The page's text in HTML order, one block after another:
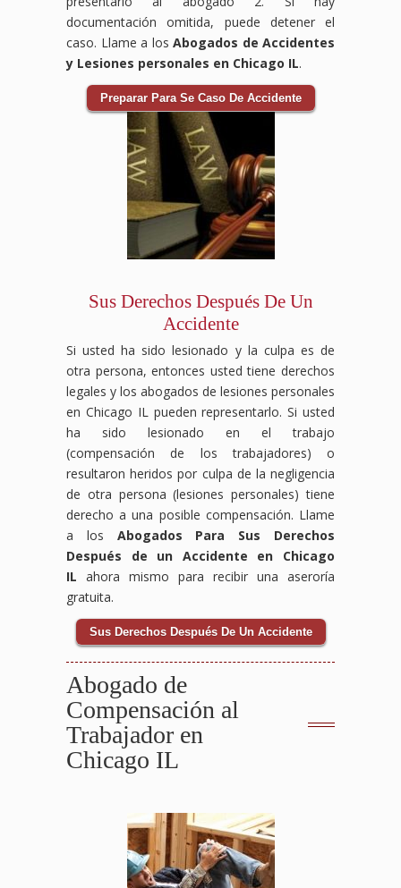
documentación omitida, puede detener el
caso. Llame a los Abogados de Accidentes
y Lesiones personales en Chicago IL.
Preparar Para Se Caso De Accidente
Sus Derechos Después De Un
Accidente
Si usted ha sido lesionado y la culpa es de
otra persona, entonces usted tiene derechos
legales y los abogados de lesiones personales
en Chicago IL pueden representarlo. Si usted
ha sido lesionado en el trabajo
(compensación de los trabajadores) o
resultaron heridos por culpa de la negligencia
de otra persona (lesiones personales) tiene
derecho a una posible compensación. Llame
a los Abogados Para Sus Derechos
Después de un Accidente en Chicago
IL ahora mismo para recibir una aseroría
gratuita.
Sus Derechos Después De Un Accidente
Abogado de
Compensación al
Trabajador en
Chicago IL